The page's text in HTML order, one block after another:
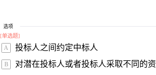
选项
[单选题]
A 投标人之间约定中标人
B 对潜在投标人或者投标人采取不同的